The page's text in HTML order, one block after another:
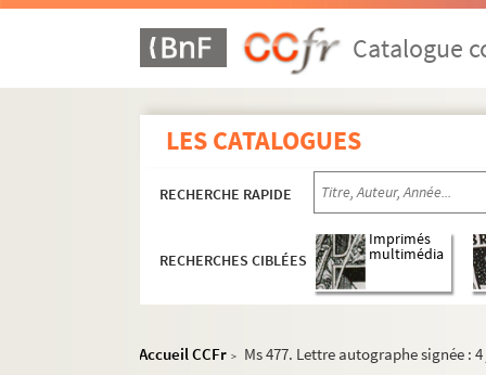
Catalogue
LES CATALOGUES
RECHERCHE RAPIDE
RECHERCHES CIBLÉES
Imprimés
multimédia
Accueil CCFr > Ms 477. Lettre autographe signée :